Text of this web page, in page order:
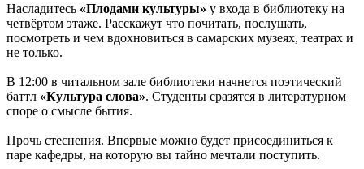
Насладитесь «Плодами культуры» у входа в библиотеку на
четвёртом этаже. Расскажут что почитать, послушать,
посмотреть и чем вдохновиться в самарских музеях, театрах и
не только.
В 12:00 в читальном зале библиотеки начнется поэтический
баттл «Культура слова». Студенты сразятся в литературном
споре о смысле бытия.
Прочь стеснения. Впервые можно будет присоединиться к
паре кафедры, на которую вы тайно мечтали поступить.